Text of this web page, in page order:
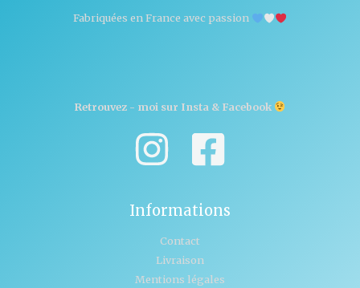
Fabriquées en France avec passion
Retrouvez - moi sur Insta & Facebook
Informations
Contact
Livraison
Mentions légales